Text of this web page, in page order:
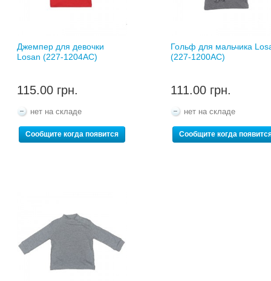
Джемпер для девочки
Losan (227-1204AC)
115.00 грн.
нет на складе
Сообщите когда появится
Гольф для мальчика
(227-1200AC)
111.00 грн.
нет на складе
Сообщите когда